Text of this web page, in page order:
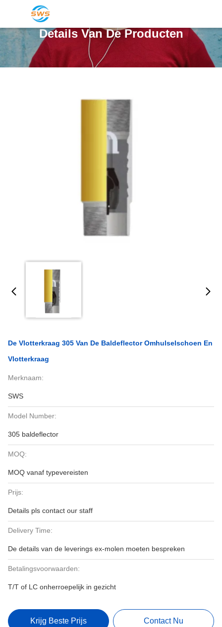
Details Van De Producten
De Vlotterkraag 305 Van De Baldeflector Omhulselschoen En
Vlotterkraag
Merknaam:
SWS
Model Number:
305 baldeflector
MOQ:
MOQ vanaf typevereisten
Prijs:
Details pls contact our staff
Delivery Time:
De details van de leverings ex-molen moeten bespreken
Betalingsvoorwaarden:
T/T of LC onherroepelijk in gezicht
Krijg Beste Prijs Contact Nu